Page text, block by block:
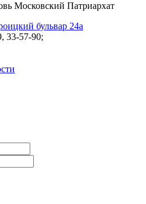
Московский Патриархат
бульвар 24а
33-57-90;